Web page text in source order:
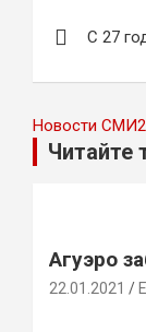
по
С 27
Новости СМИ2
Читайте
Агуэро
22.01.2021